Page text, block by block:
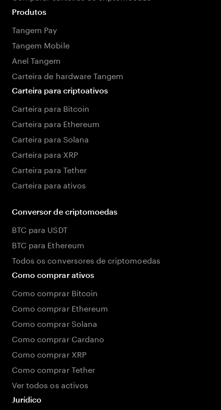
Produtos
Tangem Pay
Tangem Mobile
Anel Tangem
Carteira de hardware Tangem
Carteira para criptoativos
Carteira para Bitcoin
Carteira para Ethereum
Carteira para Solana
Carteira para XRP
Carteira para Tether
Carteira para ativos
Conversor de criptomoedas
BTC para USDT
BTC para Ethereum
Todos os conversores de criptomoedas
Como comprar ativos
Como comprar Bitcoin
Como comprar Ethereum
Como comprar Solana
Como comprar Cardano
Como comprar XRP
Como comprar Tether
Ver todos os activos
Jurídico